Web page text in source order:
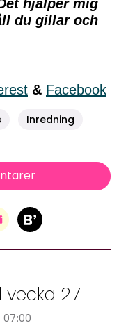
hjälper mig
du gillar och
& Facebook
Inredning
vecka 27
07:00